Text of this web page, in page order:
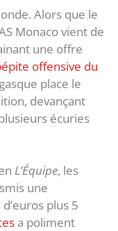
Alors que le
Monaco vient de
une offre
offensive du
place le
devançant
écuries
L’Équipe, les
une
plus 5
a poliment